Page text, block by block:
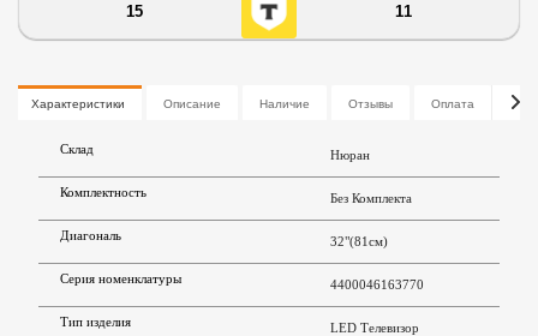
15 11
Характеристики Описание Наличие Отзывы Оплата
Склад Нюран
Комплектность Без Комплекта
Диагональ 32"(81см)
Серия номенклатуры 4400046163770
Тип изделия LED Телевизор